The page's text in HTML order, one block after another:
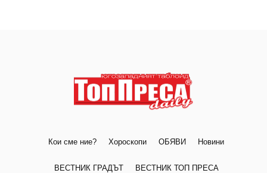
Кои сме ние? Хороскопи ОБЯВИ Новини
ВЕСТНИК ГРАДЪТ ВЕСТНИК ТОП ПРЕСА